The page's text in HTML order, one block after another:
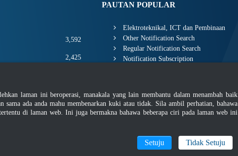
3,592
2,425
13,139
2,660,765
PAUTAN POPULAR
Elektroteknikal, ICT dan Pembinaan
Other Notification Search
Regular Notification Search
Notification Subscription
laman ini beroperasi, manakala yang lain membantu dalam menambah baik
sama ada anda mahu membenarkan kuki atau tidak. Sila ambil perhatian, bahawa
di laman web. Ini juga bermakna bahawa beberapa ciri pada laman web ini
Setuju Tidak Setuju